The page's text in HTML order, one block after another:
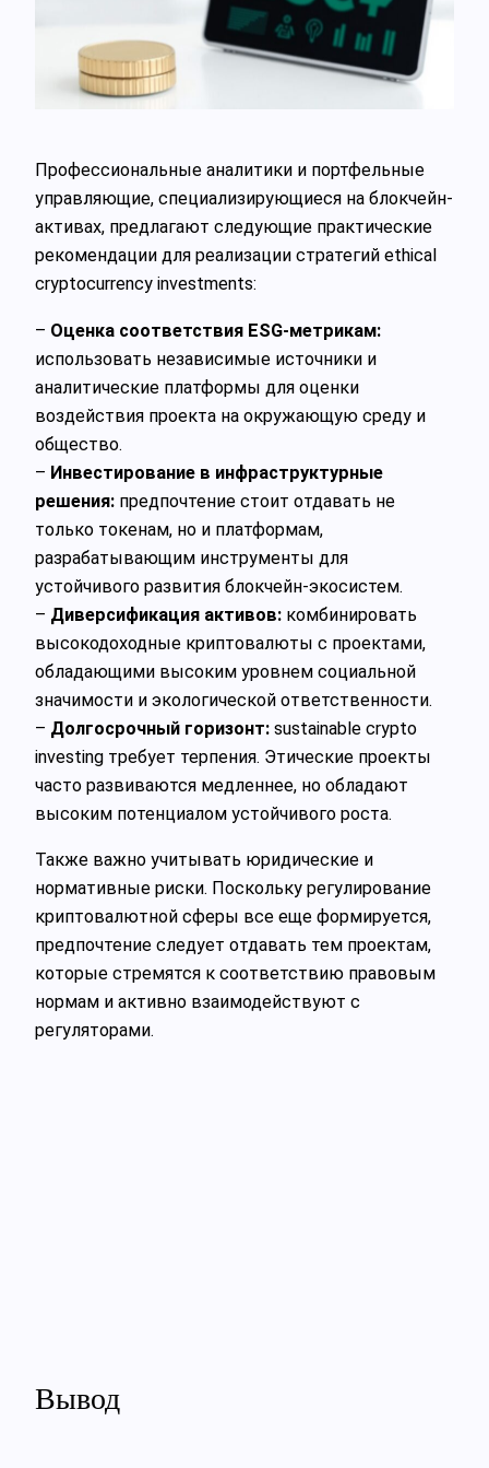
Профессиональные аналитики и портфельные
управляющие, специализирующиеся на блокчейн-
активах, предлагают следующие практические
рекомендации для реализации стратегий ethical
cryptocurrency investments:
– Оценка соответствия ESG-метрикам:
использовать независимые источники и
аналитические платформы для оценки
воздействия проекта на окружающую среду и
общество.
– Инвестирование в инфраструктурные
решения: предпочтение стоит отдавать не
только токенам, но и платформам,
разрабатывающим инструменты для
устойчивого развития блокчейн-экосистем.
– Диверсификация активов: комбинировать
высокодоходные криптовалюты с проектами,
обладающими высоким уровнем социальной
значимости и экологической ответственности.
– Долгосрочный горизонт: sustainable crypto
investing требует терпения. Этические проекты
часто развиваются медленнее, но обладают
высоким потенциалом устойчивого роста.
Также важно учитывать юридические и
нормативные риски. Поскольку регулирование
криптовалютной сферы все еще формируется,
предпочтение следует отдавать тем проектам,
которые стремятся к соответствию правовым
нормам и активно взаимодействуют с
регуляторами.
Вывод